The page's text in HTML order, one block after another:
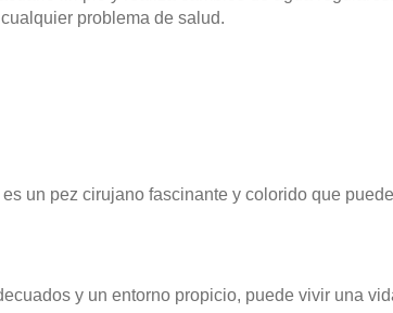
problema de salud.
un pez cirujano fascinante y colorido que
y un entorno propicio, puede vivir una